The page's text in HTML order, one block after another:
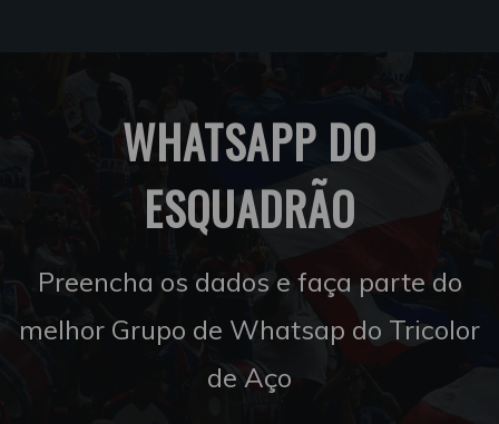
WHATSAPP DO
ESQUADRÃO
Preencha os dados e faça parte do
melhor Grupo de Whatsap do Tricolor
de Aço